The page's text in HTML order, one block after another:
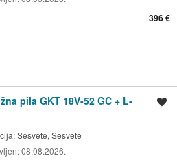
396 €
pila GKT 18V-52 GC + L-
Sesvete, Sesvete
08.08.2026.